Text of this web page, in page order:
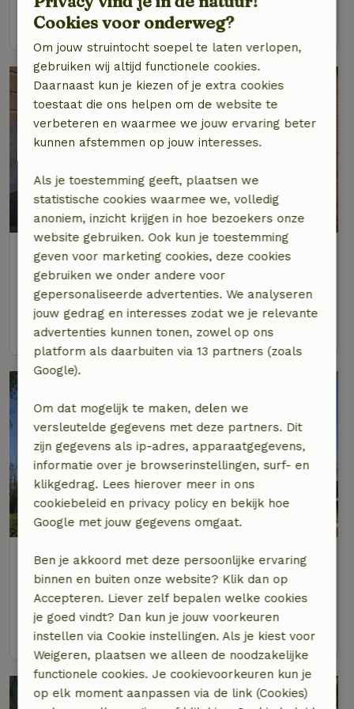
Natuurhuisje in Zaamslag
Op 4 km afstand van Hengstdijk
2 personen
Natuurhuisje in Terhole
Op 4 km afstand van Hengstdijk
9,4/10
7 personen3 slaapkamers
bekijk
Cookies voor onderweg?
Om jouw struintocht soepel te laten verlopen,
gebruiken wij altijd functionele cookies.
Daarnaast kun je kiezen of je extra cookies
toestaat die ons helpen om de website te
verbeteren en waarmee we jouw ervaring beter
kunnen afstemmen op jouw interesses.
Als je toestemming geeft, plaatsen we
statistische cookies waarmee we, volledig
anoniem, inzicht krijgen in hoe bezoekers onze
website gebruiken. Ook kun je toestemming
geven voor marketing cookies, deze cookies
gebruiken we onder andere voor
gepersonaliseerde advertenties. We analyseren
jouw gedrag en interesses zodat we je relevante
advertenties kunnen tonen, zowel op ons
platform als daarbuiten via 13 partners (zoals
Google).
Om dat mogelijk te maken, delen we
versleutelde gegevens met deze partners. Dit
zijn gegevens als ip-adres, apparaatgegevens,
informatie over je browserinstellingen, surf- en
klikgedrag. Lees hierover meer in ons
cookiebeleid en privacy policy en bekijk hoe
Google met jouw gegevens omgaat.
Ben je akkoord met deze persoonlijke ervaring
binnen en buiten onze website? Klik dan op
Accepteren. Liever zelf bepalen welke cookies
je goed vindt? Dan kun je jouw voorkeuren
instellen via Cookie instellingen. Als je kiest voor
Weigeren, plaatsen we alleen de noodzakelijke
functionele cookies. Je cookievoorkeuren kun je
op elk moment aanpassen via de link (Cookies)